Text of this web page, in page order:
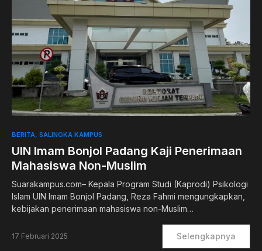
BERITA SALINGKA KAMPUS
UIN Imam Bonjol Padang Kaji Penerimaan
Mahasiswa Non-Muslim
Suarakampus.com– Kepala Program Studi (Kaprodi) Psikologi
Islam UIN Imam Bonjol Padang, Reza Fahmi mengungkapkan,
kebijakan penerimaan mahasiswa non-Muslim…
17 Februari 2025 Selengkapnya